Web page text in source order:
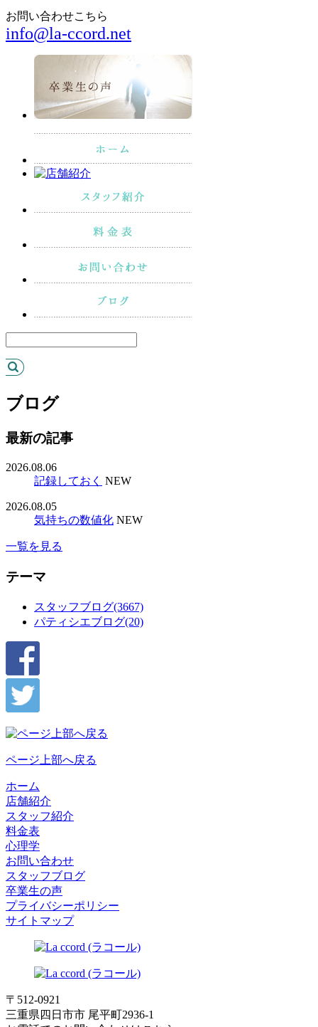
お問い合わせこちら
info@la-ccord.net
ブログ
最新の記事
2026.08.06
記録しておく NEW
2026.08.05
気持ちの数値化 NEW
一覧を見る
テーマ
スタッフブログ(3667)
パティシエブログ(20)
ページ上部へ戻る
ホーム
店舗紹介
スタッフ紹介
料金表
心理学
お問い合わせ
スタッフブログ
卒業生の声
プライバシーポリシー
サイトマップ
〒512-0921
三重県四日市市 尾平町2936-1